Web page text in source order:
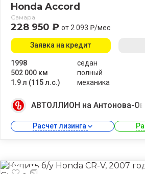
Honda Accord
Самара
228 950 ₽ от 2 093 ₽/мес
1998
502 000 км
1.9 л (115 л.с.)
седан
полный
механика
Заявка на кредит
АВТОЛЛИОН на Антонова-
Расчет лизинга